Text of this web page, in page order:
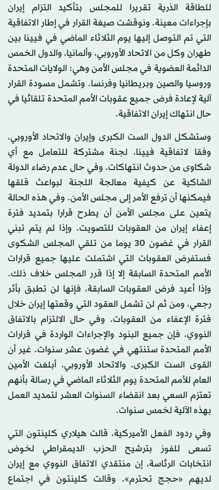
للطاقة الذرية تقريرا للمجلس بتأكيد التزام إيران
بإجراءات معينة. ونوقشت صيغة القرار في إطار الاتفاقية
التي تم التوصل إليها يوم الثلاثاء الماضي في فيينا بين
طهران وكل من الاتحاد الأوروبي، وألمانيا، والدول الخمس
الدائمة العضوية في مجلس الأمن وهي: الولايات المتحدة
وروسيا والصين وبريطانيا وفرنسا. وتشمل مسودة القرار
آلية لإعادة فرض جميع عقوبات الأمم المتحدة تلقائيا في
حال انتهاك إيران الاتفاقية.
وستشكل الدول الست الكبرى وإيران والاتحاد الأوروبي،
وفقا لاتفاقية فيينا، لجنة مشتركة للتعامل مع أي
شكاوى من حدوث انتهاكات. وفي حال عدم رضاء الدولة
الشاكية عن كيفية معالجة اللجنة لبواعث قلقها
فيمكنها أن ترفع الأمر إلى مجلس الأمن. وفي هذه الحالة
يتعين على مجلس الأمن أن يطرح قرارا بتمديد فترة
إعفاء إيران من العقوبات للتصويت. وإذا لم يتم تبني
القرار في غضون 30 يوما من تلقي المجلس الشكوى
فستفرض العقوبات التي اشتملت عليها جميع قرارات
الأمم المتحدة السابقة إلا إذا قرر المجلس خلاف ذلك.
وإذا أعيد فرض العقوبات السابقة، فإنها لن تطبق بأثر
رجعي، ومن ثم لن تشمل العقود التي وقعتها إيران خلال
فترة الإعفاء من العقوبات. وفي حال الالتزام بالاتفاق
النووي، فإن جميع البنود والإجراءات الواردة في قرارات
الأمم المتحدة ستنتهي في غضون عشر سنوات. غير أن
القوى الست الكبرى، والاتحاد الأوروبي، أبلغت الأمين
العام للأمم المتحدة يوم الثلاثاء الماضي في رسالة بأنهم
تعتزم السعي بعد انقضاء السنوات العشر لتمديد العمل
بهذه الآلية لخمس سنوات.
وفي ردود الفعل الأميركية، قالت هيلاري كلينتون التي
تسعى للفوز بترشيح الحزب الديمقراطي لخوض
انتخابات الرئاسة، إن منتقدي الاتفاق النووي مع إيران
لديهم «حجج تحترم». وقالت كلينتون في اجتماع